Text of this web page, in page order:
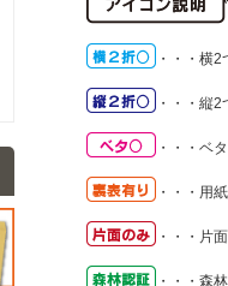
・・・ 横2
・・・ 縦2
・・・ ベ
・・・ 用
・・・ 片
・・・ 森